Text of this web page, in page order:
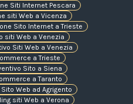
Siti Internet Pescara
siti Web a Vicenza
Sito Internet a Trieste
siti Web a Venezia
Siti Web a Venezia
a Trieste
Sito a Siena
a Taranto
Web ad Agrigento
siti Web a Verona